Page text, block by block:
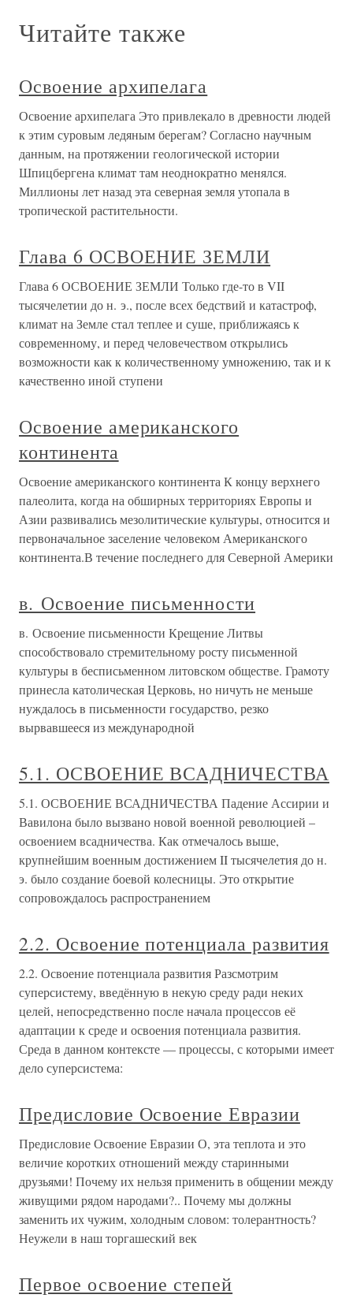
Читайте также
Освоение архипелага
Освоение архипелага Это привлекало в древности людей
к этим суровым ледяным берегам? Согласно научным
данным, на протяжении геологической истории
Шпицбергена климат там неоднократно менялся.
Миллионы лет назад эта северная земля утопала в
тропической растительности.
Глава 6 ОСВОЕНИЕ ЗЕМЛИ
Глава 6 ОСВОЕНИЕ ЗЕМЛИ Только где-то в VII
тысячелетии до н. э., после всех бедствий и катастроф,
климат на Земле стал теплее и суше, приближаясь к
современному, и перед человечеством открылись
возможности как к количественному умножению, так и к
качественно иной ступени
Освоение американского
континента
Освоение американского континента К концу верхнего
палеолита, когда на обширных территориях Европы и
Азии развивались мезолитические культуры, относится и
первоначальное заселение человеком Американского
континента.В течение последнего для Северной Америки
в. Освоение письменности
в. Освоение письменности Крещение Литвы
способствовало стремительному росту письменной
культуры в бесписьменном литовском обществе. Грамоту
принесла католическая Церковь, но ничуть не меньше
нуждалось в письменности государство, резко
вырвавшееся из международной
5.1. ОСВОЕНИЕ ВСАДНИЧЕСТВА
5.1. ОСВОЕНИЕ ВСАДНИЧЕСТВА Падение Ассирии и
Вавилона было вызвано новой военной революцией –
освоением всадничества. Как отмечалось выше,
крупнейшим военным достижением II тысячелетия до н.
э. было создание боевой колесницы. Это открытие
сопровождалось распространением
2.2. Освоение потенциала развития
2.2. Освоение потенциала развития Разсмотрим
суперсистему, введённую в некую среду ради неких
целей, непосредственно после начала процессов её
адаптации к среде и освоения потенциала развития.
Среда в данном контексте — процессы, с которыми имеет
дело суперсистема:
Предисловие Освоение Евразии
Предисловие Освоение Евразии О, эта теплота и это
величие коротких отношений между старинными
друзьями! Почему их нельзя применить в общении между
живущими рядом народами?.. Почему мы должны
заменить их чужим, холодным словом: толерантность?
Неужели в наш торгашеский век
Первое освоение степей